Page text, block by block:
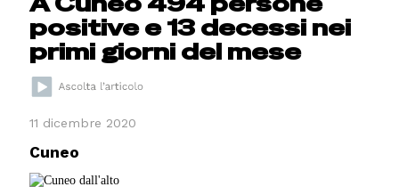
positive e 13 decessi nei
primi giorni del mese
11 dicembre 2020
Cuneo